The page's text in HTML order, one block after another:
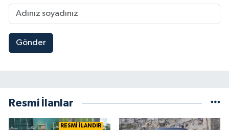
Gönder
Resmi İlanlar
RESMİ İLANDIR